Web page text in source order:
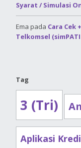
Syarat / Simulasi
Ema pada Cara
Telkomsel
Tag
3 (Tri)
Aplikasi